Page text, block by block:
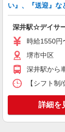
キー
い』、『送迎』な
深井駅☆デイサ
時給1550
堺市中区
深井駅から
【シフト
詳細を